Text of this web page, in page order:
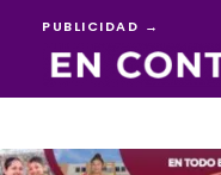
PUBLICIDAD →
Reproductor